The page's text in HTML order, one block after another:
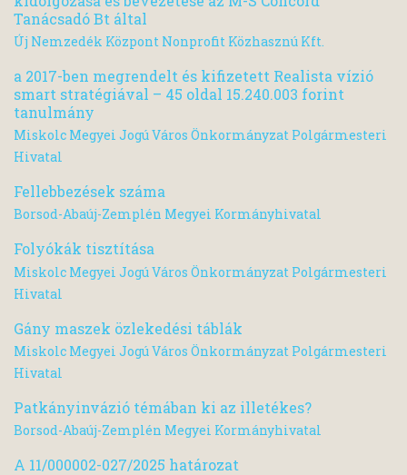
Tanácsadó Bt által
Új Nemzedék Központ Nonprofit Közhasznú Kft.
a 2017-ben megrendelt és kifizetett Realista vízió
smart stratégiával – 45 oldal 15.240.003 forint
tanulmány
Miskolc Megyei Jogú Város Önkormányzat Polgármesteri
Hivatal
Fellebbezések száma
Borsod-Abaúj-Zemplén Megyei Kormányhivatal
Folyókák tisztítása
Miskolc Megyei Jogú Város Önkormányzat Polgármesteri
Hivatal
Gány maszek özlekedési táblák
Miskolc Megyei Jogú Város Önkormányzat Polgármesteri
Hivatal
Patkányinvázió témában ki az illetékes?
Borsod-Abaúj-Zemplén Megyei Kormányhivatal
A 11/000002-027/2025 határozat